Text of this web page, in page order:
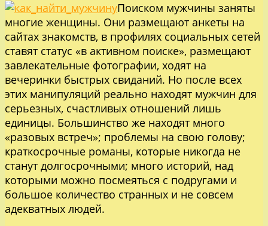
Поиском мужчины заняты
многие женщины. Они размещают анкеты на
сайтах знакомств, в профилях социальных сетей
ставят статус «в активном поиске», размещают
завлекательные фотографии, ходят на
вечеринки быстрых свиданий. Но после всех
этих манипуляций реально находят мужчин для
серьезных, счастливых отношений лишь
единицы. Большинство же находят много
«разовых встреч»; проблемы на свою голову;
краткосрочные романы, которые никогда не
станут долгосрочными; много историй, над
которыми можно посмеяться с подругами и
большое количество странных и не совсем
адекватных людей.